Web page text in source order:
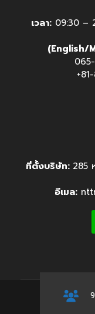
เวลา: 09:30 –
(English/
ที่ตั้งบริษัท: 285
อีเมล: